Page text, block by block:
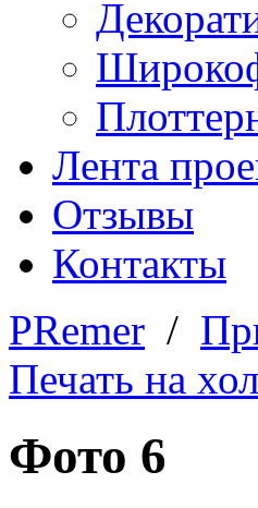
Лента
Отзывы
Контакты
PRemer /
Печать на
Фото 6